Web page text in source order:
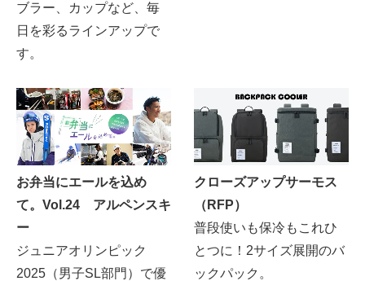
ブラー、カップなど、毎
日を彩るラインアップで
す。
お弁当にエールを込め
て。Vol.24 アルペンスキ
ー
ジュニアオリンピック
2025（男子SL部門）で優
クローズアップサーモス
（RFP）
普段使いも保冷もこれひ
とつに！2サイズ展開のバ
ックパック。